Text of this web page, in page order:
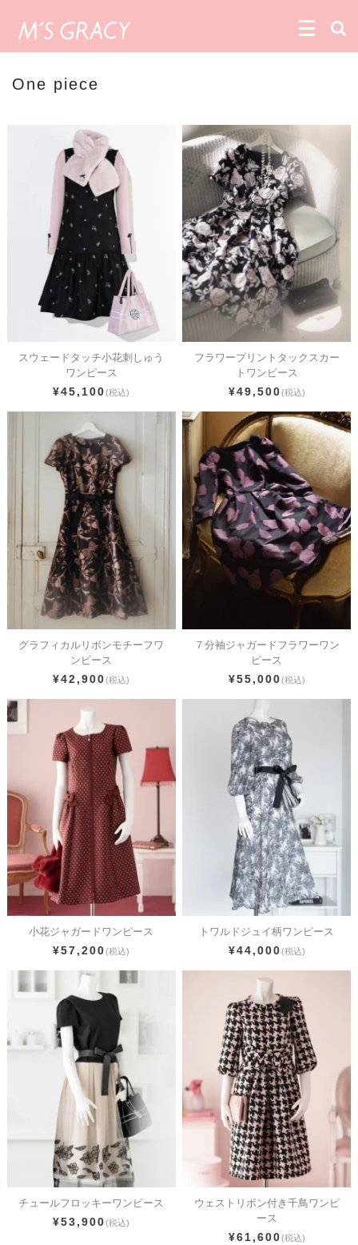
One piece
スウェードタッチ小花刺しゅう
ワンピース
¥45,100(税込)
フラワープリントタックスカー
トワンピース
¥49,500(税込)
グラフィカルリボンモチーフワ
ンピース
¥42,900(税込)
７分袖ジャガードフラワーワン
ピース
¥55,000(税込)
小花ジャガードワンピース
¥57,200(税込)
トワルドジュイ柄ワンピース
¥44,000(税込)
チュールフロッキーワンピース
¥53,900(税込)
ウェストリボン付き千鳥ワンピ
ース
¥61,600(税込)